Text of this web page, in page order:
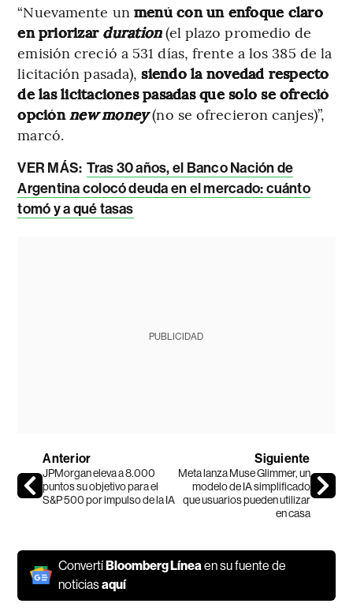
“Nuevamente un menú con un enfoque claro
en priorizar duration(el plazo promedio de
emisión creció a 531 días, frente a los 385 de la
licitación pasada),siendo la novedad respecto
de las licitaciones pasadas que solo se ofreció
opción new money (no se ofrecieron canjes)”,
marcó.
VER MÁS: Tras 30 años, el Banco Nación de
Argentina colocó deuda en el mercado: cuánto
tomó y a qué tasas
PUBLICIDAD
Anterior
JPMorgan eleva a 8.000
puntos su objetivo para el
S&P 500 por impulso de la IA
Siguiente
Meta lanza Muse Glimmer, un
modelo de IA simplificado
que usuarios pueden utilizar
en casa
ConvertíBloomberg Línea en su fuente de
noticiasaquí